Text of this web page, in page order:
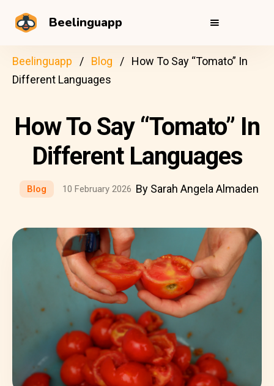
Beelinguapp
Beelinguapp Blog
How To Say “Tomato” In
Different Languages
How To Say “Tomato” In
Different Languages
Blog 10 February 2026 By Sarah Angela Almaden